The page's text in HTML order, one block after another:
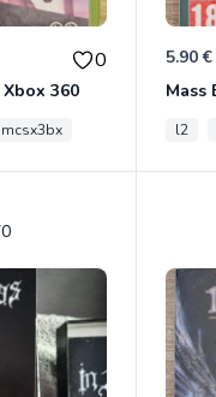
0
360
mcsx3bx
5.90 €
l2